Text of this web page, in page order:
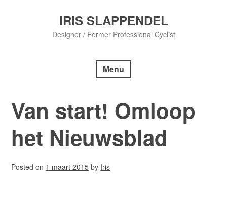
IRIS SLAPPENDEL
Designer / Former Professional Cyclist
Menu
Van start! Omloop
het Nieuwsblad
Posted on 1 maart 2015 by Iris